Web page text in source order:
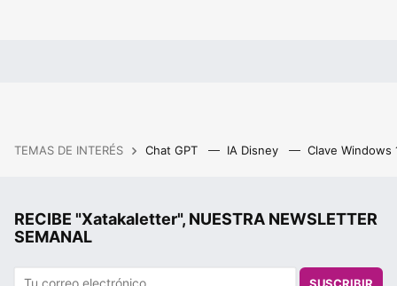
TEMAS DE INTERÉS Chat GPT IA Disney Clave Windows
RECIBE "Xatakaletter", NUESTRA NEWSLETTER
SEMANAL